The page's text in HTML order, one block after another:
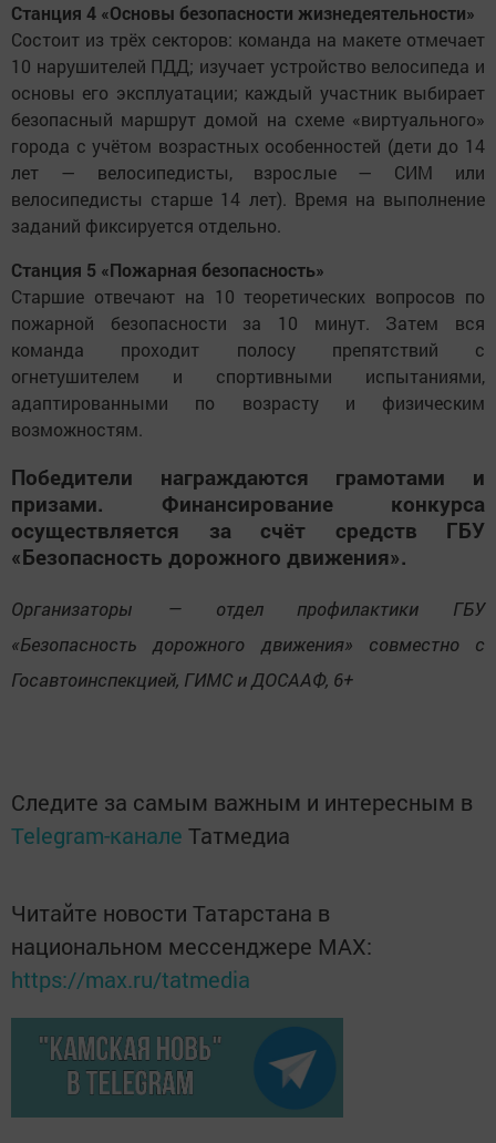
Станция 4 «Основы безопасности жизнедеятельности»
Состоит из трёх секторов: команда на макете отмечает
10 нарушителей ПДД; изучает устройство велосипеда и
основы его эксплуатации; каждый участник выбирает
безопасный маршрут домой на схеме «виртуального»
города с учётом возрастных особенностей (дети до 14
лет — велосипедисты, взрослые — СИМ или
велосипедисты старше 14 лет). Время на выполнение
заданий фиксируется отдельно.
Станция 5 «Пожарная безопасность»
Старшие отвечают на 10 теоретических вопросов по
пожарной безопасности за 10 минут. Затем вся
команда проходит полосу препятствий с
огнетушителем и спортивными испытаниями,
адаптированными по возрасту и физическим
возможностям.
Победители награждаются грамотами и
призами. Финансирование конкурса
осуществляется за счёт средств ГБУ
«Безопасность дорожного движения».
Организаторы — отдел профилактики ГБУ
«Безопасность дорожного движения» совместно с
Госавтоинспекцией, ГИМС и ДОСААФ, 6+
Следите за самым важным и интересным в
Telegram-канале Татмедиа
Читайте новости Татарстана в
национальном мессенджере MАХ:
https://max.ru/tatmedia